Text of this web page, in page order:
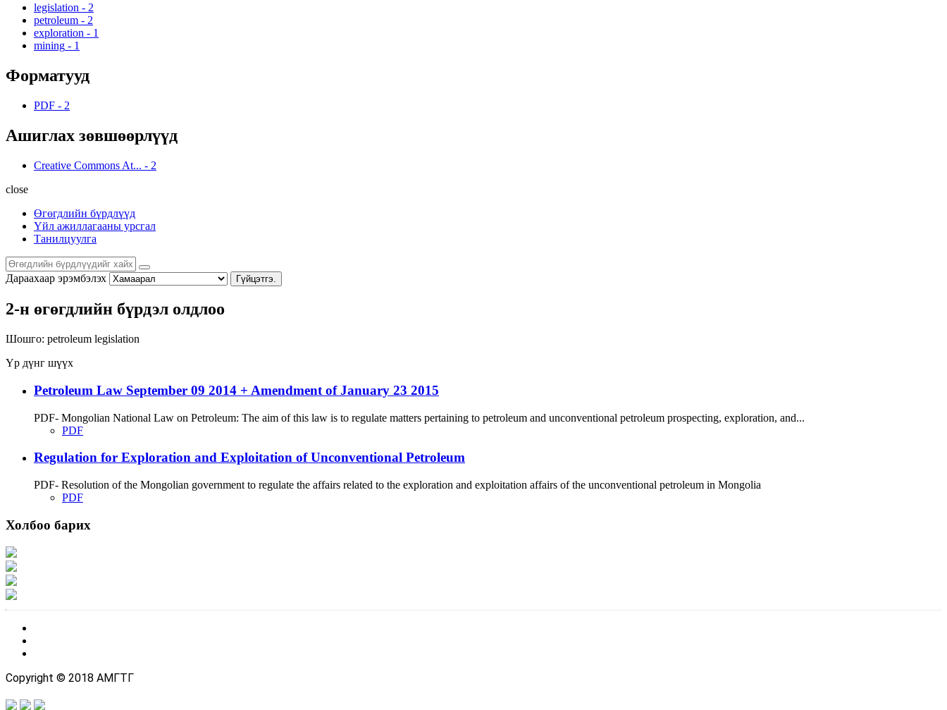
legislation - 2
petroleum - 2
exploration - 1
mining - 1
Форматууд
PDF - 2
Ашиглах зөвшөөрлүүд
Creative Commons At... - 2
close
Өгөгдлийн бүрдлүүд
Үйл ажиллагааны урсгал
Танилцуулга
Дараахаар эрэмбэлэх Гүйцэтгэ.
2-н өгөгдлийн бүрдэл олдлоо
Шошго: petroleum legislation
Үр дүнг шүүх
Petroleum Law September 09 2014 + Amendment of January 23 2015
PDF- Mongolian National Law on Petroleum: The aim of this law is to regulate matters pertaining to petroleum and unconventional petroleum prospecting, exploration, and...
PDF
Regulation for Exploration and Exploitation of Unconventional Petroleum
PDF- Resolution of the Mongolian government to regulate the affairs related to the exploration and exploitation affairs of the unconventional petroleum in Mongolia
PDF
Холбоо барих
Copyright © 2018 АМГТГ